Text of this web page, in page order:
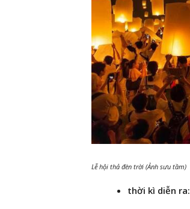
Lễ hội thả đèn trời (Ảnh sưu tầm)
thời kì diễn ra: